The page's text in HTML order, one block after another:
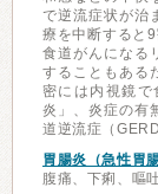
で逆流症状が治
療を中断すると
食道がんになる
することもある
密には内視鏡
炎」、炎症の有
道逆流症（
胃腸炎（急性胃腸
腹痛、下痢、嘔